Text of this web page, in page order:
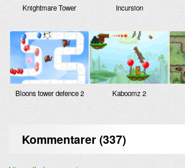
Knightmare Tower Incursion
Bloons tower defence 2 Kaboomz 2
Kommentarer (337)